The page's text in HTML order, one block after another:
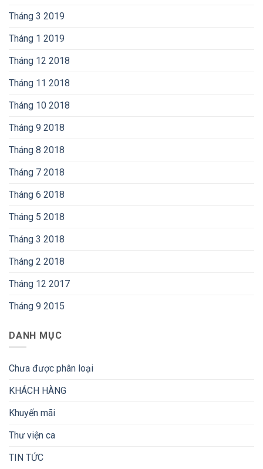
Tháng 3 2019
Tháng 1 2019
Tháng 12 2018
Tháng 11 2018
Tháng 10 2018
Tháng 9 2018
Tháng 8 2018
Tháng 7 2018
Tháng 6 2018
Tháng 5 2018
Tháng 3 2018
Tháng 2 2018
Tháng 12 2017
Tháng 9 2015
DANH MỤC
Chưa được phân loại
KHÁCH HÀNG
Khuyến mãi
Thư viện ca
TIN TỨC